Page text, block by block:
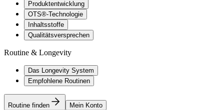
Produktentwicklung
OTS®-Technologie
Inhaltsstoffe
Qualitätsversprechen
Routine & Longevity
Das Longevity System
Empfohlene Routinen
Routine finden
Mein Konto